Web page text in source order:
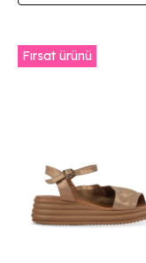
Fırsat ürünü